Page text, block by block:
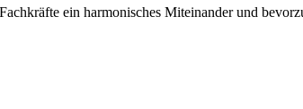
ein harmonisches Miteinander und